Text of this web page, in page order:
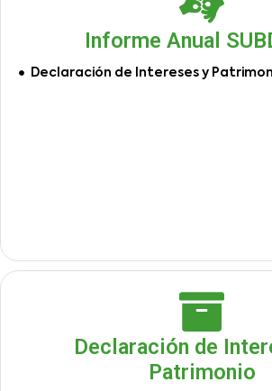
Informe Anual
Declaración de Intereses y
Declaración de
Patrimonio